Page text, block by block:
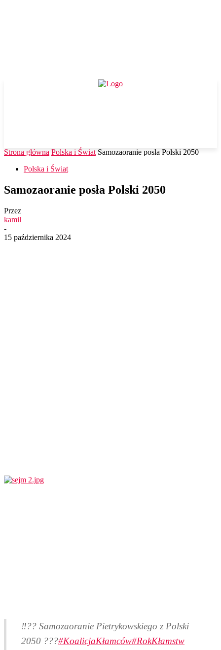
Strona główna Polska i Świat Samozaoranie posła Polski 2050
Polska i Świat
Samozaoranie posła Polski 2050
Przez
kamil
-
15 października 2024
‼️?? Samozaoranie Pietrykowskiego z Polski
2050 ???#KoalicjaKłamców#RokKłamstw